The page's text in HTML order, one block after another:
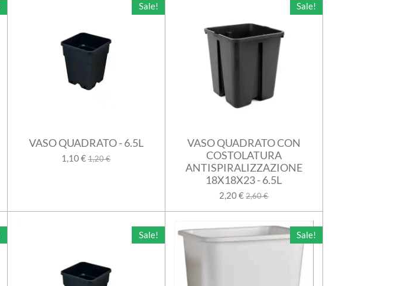
Sale!
VASO QUADRATO - 6.5L
1,10 €1,20 €
Sale!
VASO QUADRATO CON
COSTOLATURA
ANTISPIRALIZZAZIONE
18X18X23 - 6.5L
2,20 € 2,60 €
Sale! Sale!